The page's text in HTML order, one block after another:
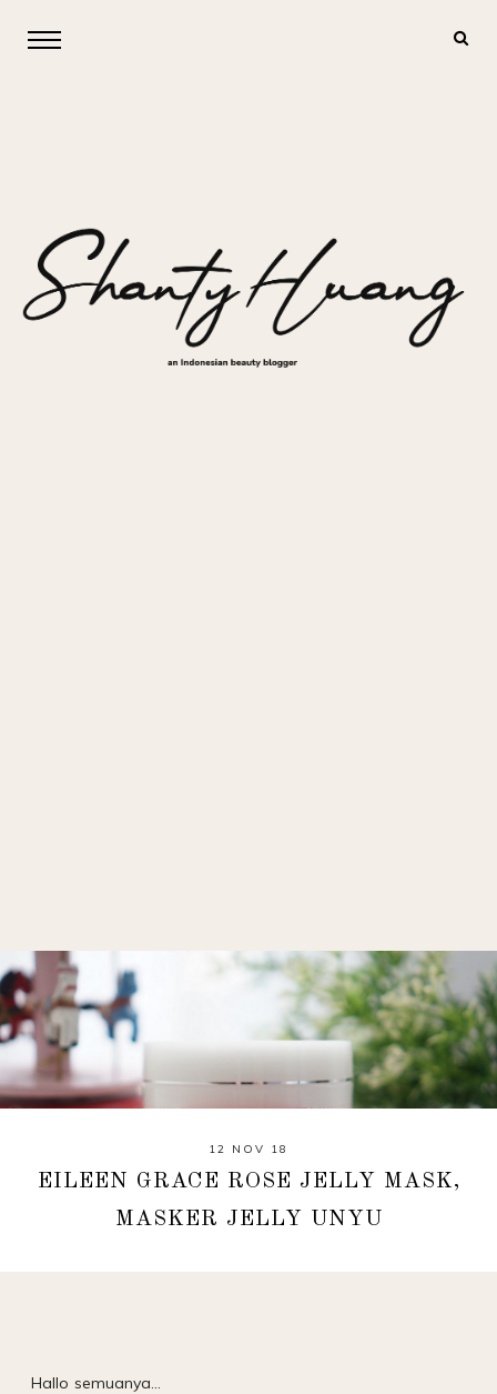
12 NOV 18
EILEEN GRACE ROSE JELLY MASK,
MASKER JELLY UNYU
Hallo semuanya…